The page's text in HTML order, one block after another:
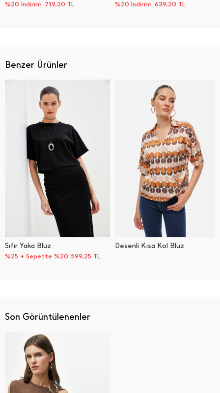
Benzer Ürünler
Sıfır Yaka Bluz
%25 + Sepette %20 599,25 TL
Desenli Kısa Kol Bluz
%20 İndirim 719,20 TL %20 İndirim 639,20 TL
Son Görüntülenenler